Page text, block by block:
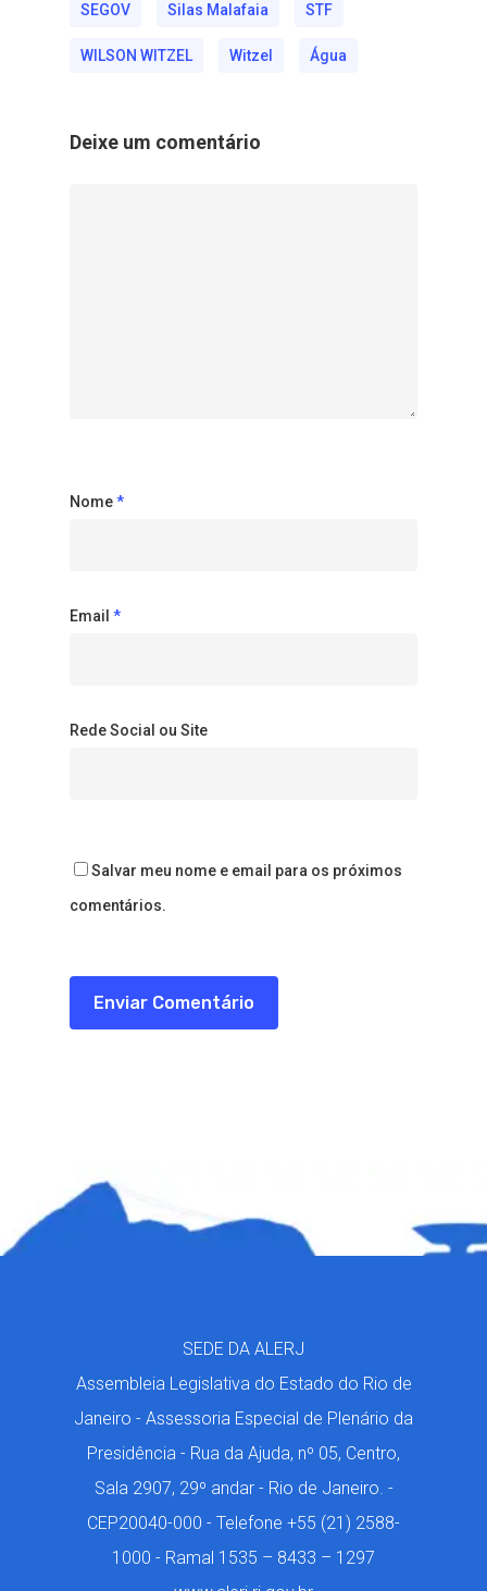
SEGOV Silas Malafaia STF
WILSON WITZEL Witzel Água
Deixe um comentário
Nome*
Email *
Rede Social ou Site
Salvar meu nome e email para os próximos
comentários.
SEDE DA ALERJ
Assembleia Legislativa do Estado do Rio de
Janeiro - Assessoria Especial de Plenário da
Presidência - Rua da Ajuda, nº 05, Centro,
Sala 2907, 29º andar - Rio de Janeiro. -
CEP20040-000 - Telefone +55 (21) 2588-
1000 - Ramal 1535 – 8433 – 1297